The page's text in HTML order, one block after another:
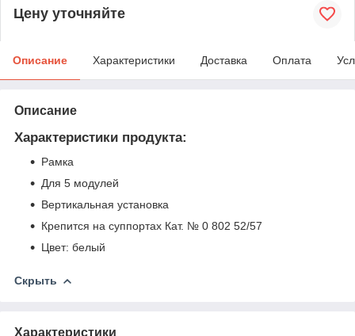
Цену уточняйте
Описание Характеристики Доставка Оплата
Описание
Характеристики продукта:
Рамка
Для 5 модулей
Вертикальная установка
Крепится на суппортах Кат. № 0 802 52/57
Цвет: белый
Скрыть
Характеристики